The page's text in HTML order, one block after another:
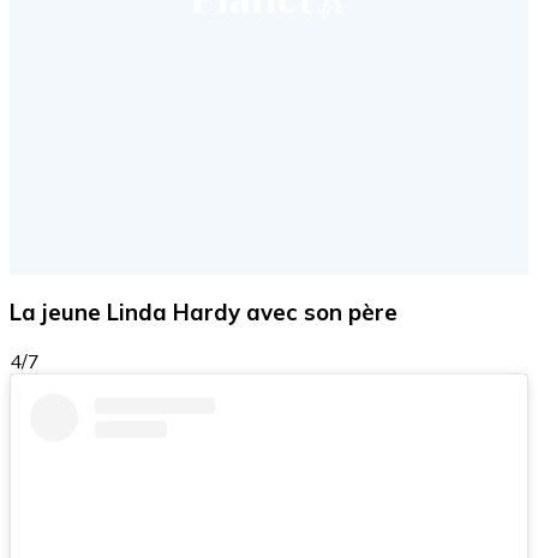
La jeune Linda Hardy avec son père
4/7